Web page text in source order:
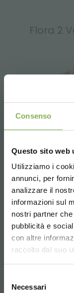
Consenso
Questo sito web
Utilizziamo i
annunci, per
analizzare il
informazioni sul
nostri partner
pubblicità e
con altre
raccolto dal suo
delNecessari
Flora 2
Flora 3
Choose
language
Ein
5 % Rabatt
2 % Rabatt
zukünftigen
von 15.000 €